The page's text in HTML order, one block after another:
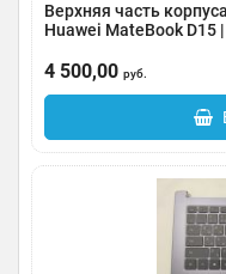
Верхняя часть
Huawei MateBook D15
4 500,00 руб.